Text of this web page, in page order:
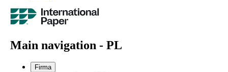
Main navigation - PL
Firma